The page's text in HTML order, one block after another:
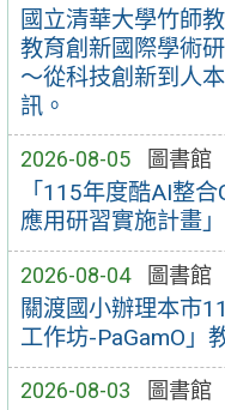
國立清華大學竹師
教育創新國際學術
～從科技創新到人
訊。
2026-08-05 圖書館
「115年度酷AI整
應用研習實施計畫」
2026-08-04 圖書館
關渡國小辦理本市
工作坊-PaGamO」
2026-08-03 圖書館